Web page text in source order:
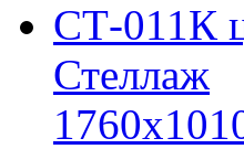
СТ-011К
Стеллаж